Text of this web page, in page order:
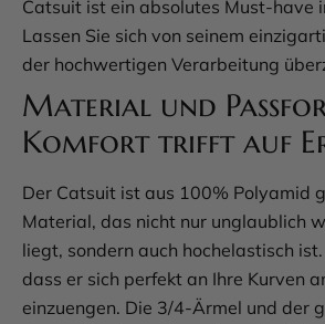
Catsuit ist ein absolutes Must-have
Lassen Sie sich von seinem
der hochwertigen Verarbeitung
Material und
Komfort trifft auf
Der Catsuit ist aus 100% Polyamid
Material, das nicht nur unglaublich
liegt, sondern auch hochelastisch
dass er sich perfekt an Ihre Kurven
einzuengen. Die 3/4-Ärmel und der